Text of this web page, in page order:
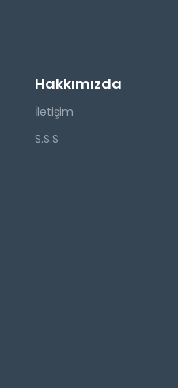
Hakkımızda
İletişim
S.S.S